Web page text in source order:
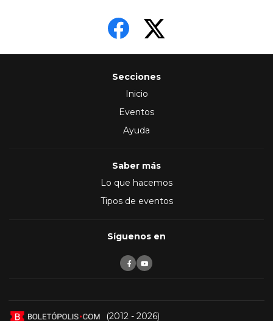
Secciones
Inicio
Eventos
Ayuda
Saber más
Lo que hacemos
Tipos de eventos
Síguenos en
(2012 - 2026)